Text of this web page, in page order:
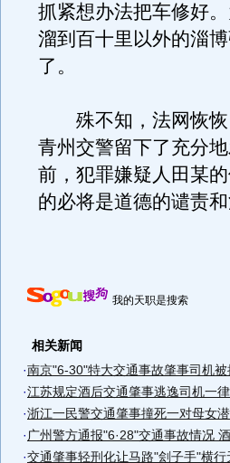
抓紧想办法把车修好
溜到百十里以外的淄
了。
殊不知，法网恢恢
青州交警留下了充分
前，犯罪嫌疑人田某
的必将是道德的谴责
我的天职是搜索
相关新闻
·南京"6-30"特大交通事故肇事司机
·江苏规定酒后交通肇事逃逸司机一
·浙江一民警交通肇事撞死一对母女
· 广州警方通报"6·28"交通事故情况 酒
·交通肇事轻刑化让马路"刽子手"横行